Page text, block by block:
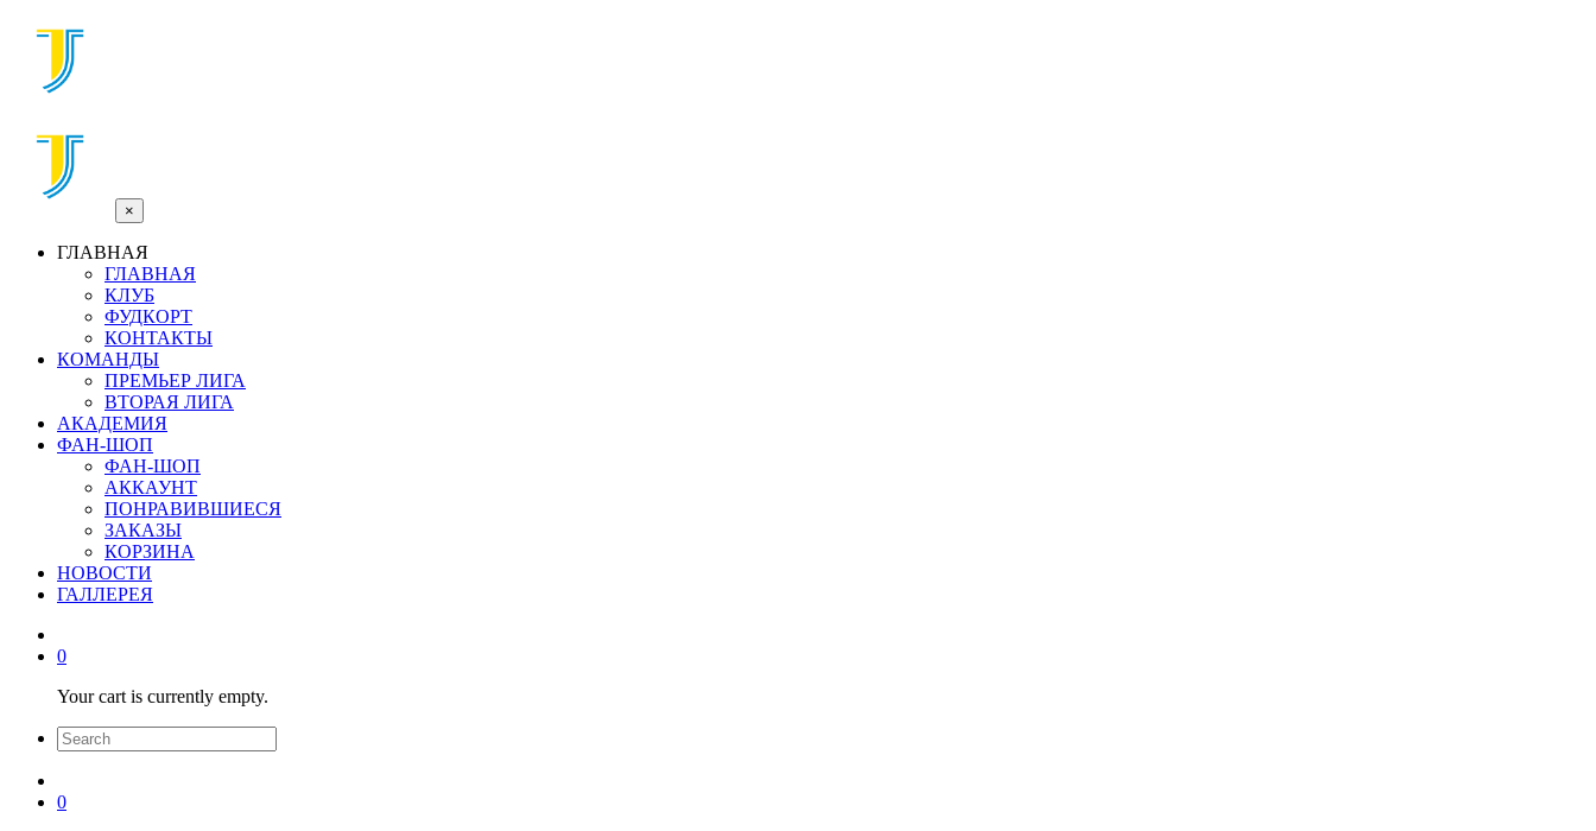
×
ГЛАВНАЯ
ГЛАВНАЯ
КЛУБ
ФУДКОРТ
КОНТАКТЫ
КОМАНДЫ
ПРЕМЬЕР ЛИГА
ВТОРАЯ ЛИГА
АКАДЕМИЯ
ФАН-ШОП
ФАН-ШОП
АККАУНТ
ПОНРАВИВШИЕСЯ
ЗАКАЗЫ
КОРЗИНА
НОВОСТИ
ГАЛЛЕРЕЯ
0
Your cart is currently empty.
0